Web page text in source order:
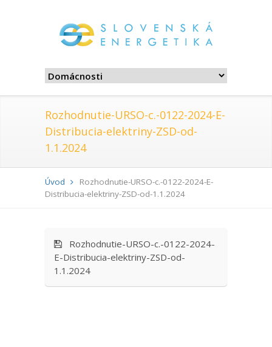
Rozhodnutie-URSO-c.-0122-2024-E-
Distribucia-elektriny-ZSD-od-
1.1.2024
Úvod
Rozhodnutie-URSO-c.-0122-2024-E-
Distribucia-elektriny-ZSD-od-1.1.2024
Rozhodnutie-URSO-c.-0122-2024-
E-Distribucia-elektriny-ZSD-od-
1.1.2024